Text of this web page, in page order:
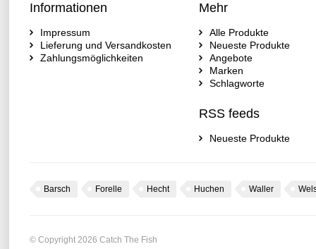
Informationen
Impressum
Lieferung und Versandkosten
Zahlungsmöglichkeiten
Mehr
Alle Produkte
Neueste Produkte
Angebote
Marken
Schlagworte
RSS feeds
Neueste Produkte
Barsch Forelle Hecht Huchen Waller
© Copyright 2026 Catch The Fish